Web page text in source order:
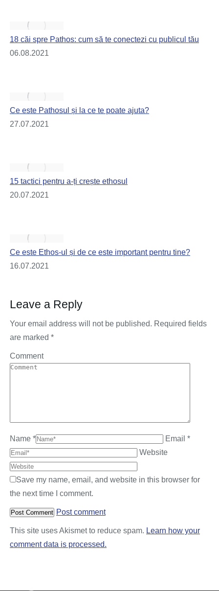
18 căi spre Pathos: cum să te conectezi cu publicul tău
06.08.2021
Ce este Pathosul și la ce te poate ajuta?
27.07.2021
15 tactici pentru a-ți crește ethosul
20.07.2021
Ce este Ethos-ul și de ce este important pentru tine?
16.07.2021
Leave a Reply
Your email address will not be published. Required fields
are marked *
Comment
Name *
Email *
Website
Save my name, email, and website in this browser for
the next time I comment.
Post comment
This site uses Akismet to reduce spam. Learn how your
comment data is processed.